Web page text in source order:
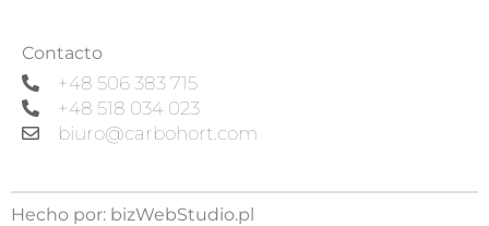
Contacto
+48 506 383 715
+48 518 034 023
biuro@carbohort.com
Hecho por: bizWebStudio.pl